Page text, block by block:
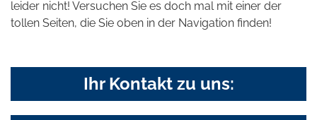
leider nicht! Versuchen Sie es doch mal mit einer der
tollen Seiten, die Sie oben in der Navigation finden!
Ihr Kontakt zu uns: